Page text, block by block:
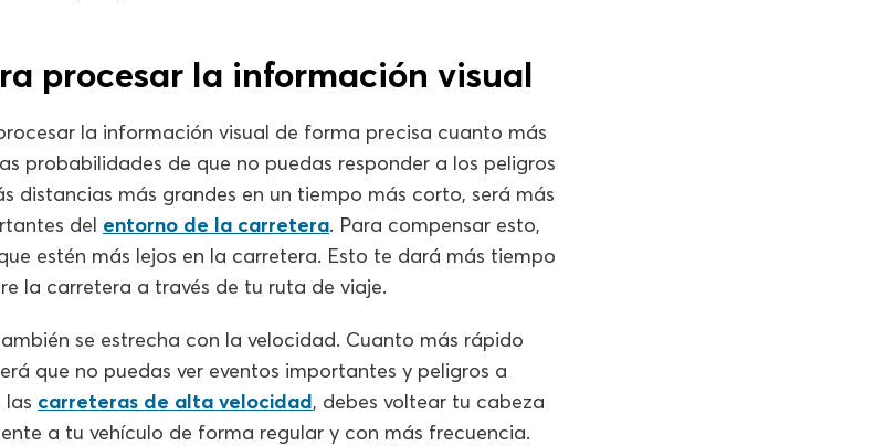
procesar la información visual
la información visual de forma precisa cuanto más
probabilidades de que no puedas responder a los peligros
distancias más grandes en un tiempo más corto, será más
del entorno de la carretera. Para compensar esto,
estén más lejos en la carretera. Esto te dará más tiempo
la carretera a través de tu ruta de viaje.
se estrecha con la velocidad. Cuanto más rápido
que no puedas ver eventos importantes y peligros a
las carreteras de alta velocidad, debes voltear tu cabeza
a tu vehículo de forma regular y con más frecuencia.